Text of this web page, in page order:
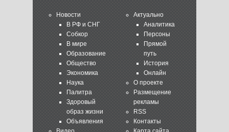
Новости
В РФ и СНГ
Собкор
В мире
Образование
Общество
Экономика
Наука
Палитра
Здоровый
образ жизни
Объявления
Актуально
Аналитика
Персоны
Прямой
путь
История
Онлайн
О проекте
Размещение
рекламы
RSS
Контакты